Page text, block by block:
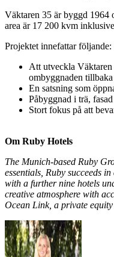
Väktaren 35 är byggd 1964
area är 17 200 kvm
Projektet innefattar följande:
Att utveckla Väktaren
ombyggnaden
En satsning som
Påbyggnad i trä,
Stort fokus på att
Om Ruby Hotels
The Munich-based Ruby
essentials, Ruby succeeds
with a further nine hotels
creative atmosphere with
Ocean Link, a private